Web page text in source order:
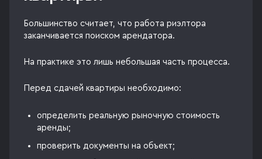
Большинство считает, что работа риэлтора
заканчивается поиском арендатора.
На практике это лишь небольшая часть процесса.
Перед сдачей квартиры необходимо:
определить реальную рыночную стоимость
аренды;
проверить документы на объект;